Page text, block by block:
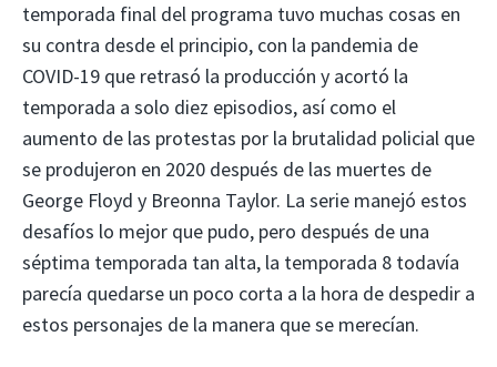
temporada final del programa tuvo muchas cosas en
su contra desde el principio, con la pandemia de
COVID-19 que retrasó la producción y acortó la
temporada a solo diez episodios, así como el
aumento de las protestas por la brutalidad policial que
se produjeron en 2020 después de las muertes de
George Floyd y Breonna Taylor. La serie manejó estos
desafíos lo mejor que pudo, pero después de una
séptima temporada tan alta, la temporada 8 todavía
parecía quedarse un poco corta a la hora de despedir a
estos personajes de la manera que se merecían.